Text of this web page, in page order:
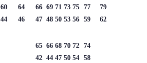
60 64 66 69 71 73 75 77
79
44 46 47 48 50 53 56 59
62
65 66 68 70 72 74
42 44 47 50 54 58